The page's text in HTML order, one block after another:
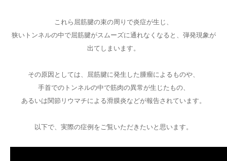
これら屈筋腱の束の周りで炎症が生じ、
狭いトンネルの中で屈筋腱がスムーズに通れなくなると、弾発現象が
出てしまいます。
その原因としては、屈筋腱に発生した腫瘤によるものや、
手首でのトンネルの中で筋肉の異常が生じたもの、
あるいは関節リウマチによる滑膜炎などが報告されています。
以下で、実際の症例をご覧いただきたいと思います。